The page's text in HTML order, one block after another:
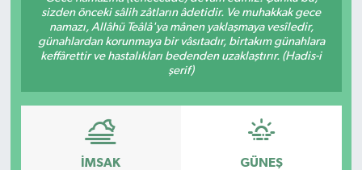
sizden önceki sâlih zâtların âdetidir. Ve muhakkak gece
namazı, Allâhü Teâlâ'ya mânen yaklaşmaya vesîledir,
günahlardan korunmaya bir vâsıtadır, birtakım günahlara
keffârettir ve hastalıkları bedenden uzaklaştırır. (Hadis-i
şerif)
İMSAK GÜNEŞ
Gündem